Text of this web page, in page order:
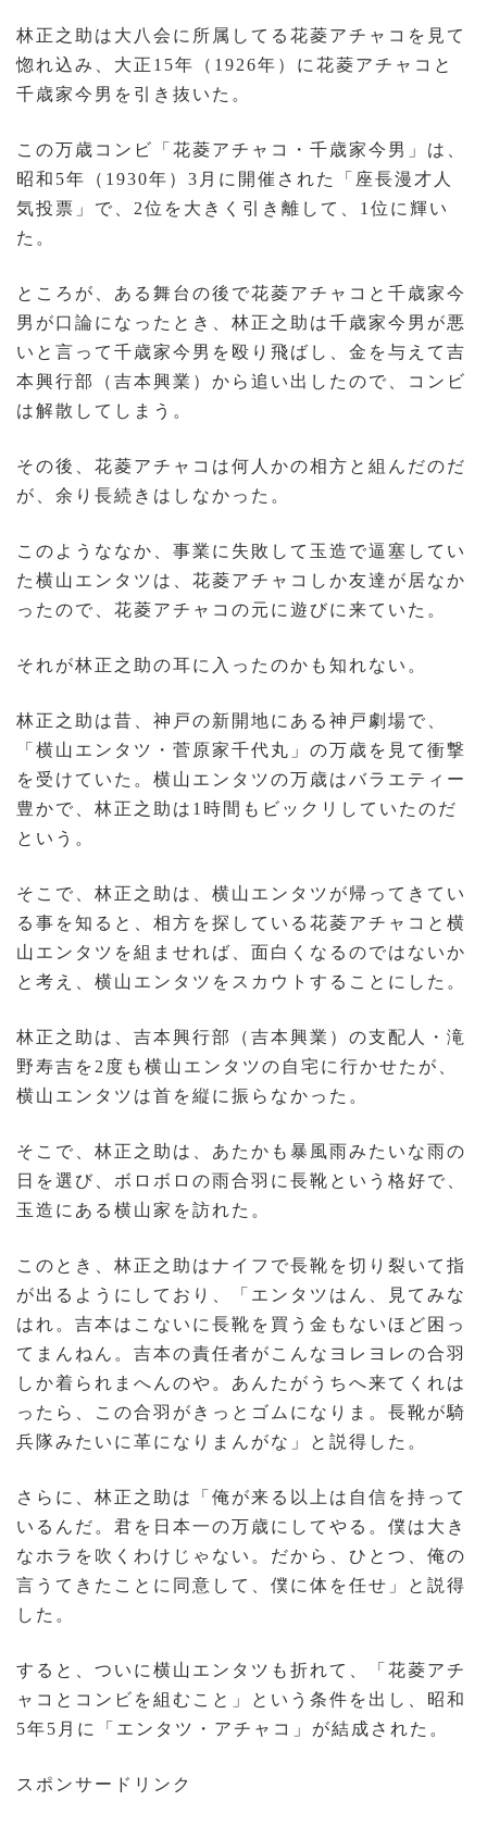
林正之助は大八会に所属してる花菱アチャコを見て
惚れ込み、大正15年（1926年）に花菱アチャコと
千歳家今男を引き抜いた。
この万歳コンビ「花菱アチャコ・千歳家今男」は、
昭和5年（1930年）3月に開催された「座長漫才人
気投票」で、2位を大きく引き離して、1位に輝い
た。
ところが、ある舞台の後で花菱アチャコと千歳家今
男が口論になったとき、林正之助は千歳家今男が悪
いと言って千歳家今男を殴り飛ばし、金を与えて吉
本興行部（吉本興業）から追い出したので、コンビ
は解散してしまう。
その後、花菱アチャコは何人かの相方と組んだのだ
が、余り長続きはしなかった。
このようななか、事業に失敗して玉造で逼塞してい
た横山エンタツは、花菱アチャコしか友達が居なか
ったので、花菱アチャコの元に遊びに来ていた。
それが林正之助の耳に入ったのかも知れない。
林正之助は昔、神戸の新開地にある神戸劇場で、
「横山エンタツ・菅原家千代丸」の万歳を見て衝撃
を受けていた。横山エンタツの万歳はバラエティー
豊かで、林正之助は1時間もビックリしていたのだ
という。
そこで、林正之助は、横山エンタツが帰ってきてい
る事を知ると、相方を探している花菱アチャコと横
山エンタツを組ませれば、面白くなるのではないか
と考え、横山エンタツをスカウトすることにした。
林正之助は、吉本興行部（吉本興業）の支配人・滝
野寿吉を2度も横山エンタツの自宅に行かせたが、
横山エンタツは首を縦に振らなかった。
そこで、林正之助は、あたかも暴風雨みたいな雨の
日を選び、ボロボロの雨合羽に長靴という格好で、
玉造にある横山家を訪れた。
このとき、林正之助はナイフで長靴を切り裂いて指
が出るようにしており、「エンタツはん、見てみな
はれ。吉本はこないに長靴を買う金もないほど困っ
てまんねん。吉本の責任者がこんなヨレヨレの合羽
しか着られまへんのや。あんたがうちへ来てくれは
ったら、この合羽がきっとゴムになりま。長靴が騎
兵隊みたいに革になりまんがな」と説得した。
さらに、林正之助は「俺が来る以上は自信を持って
いるんだ。君を日本一の万歳にしてやる。僕は大き
なホラを吹くわけじゃない。だから、ひとつ、俺の
言うてきたことに同意して、僕に体を任せ」と説得
した。
すると、ついに横山エンタツも折れて、「花菱アチ
ャコとコンビを組むこと」という条件を出し、昭和
5年5月に「エンタツ・アチャコ」が結成された。
スポンサードリンク